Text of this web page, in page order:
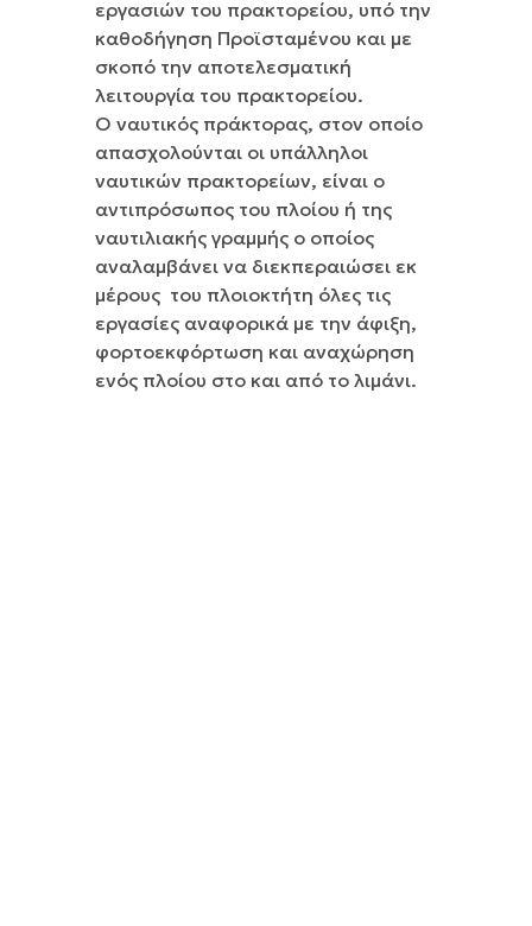
εργασιών του πρακτορείου, υπό την
καθοδήγηση Προϊσταμένου και με
σκοπό την αποτελεσματική
λειτουργία του πρακτορείου.
Ο ναυτικός πράκτορας, στον οποίο
απασχολούνται οι υπάλληλοι
ναυτικών πρακτορείων, είναι ο
αντιπρόσωπος του πλοίου ή της
ναυτιλιακής γραμμής ο οποίος
αναλαμβάνει να διεκπεραιώσει εκ
μέρους του πλοιοκτήτη όλες τις
εργασίες αναφορικά με την άφιξη,
φορτοεκφόρτωση και αναχώρηση
ενός πλοίου στο και από το λιμάνι.